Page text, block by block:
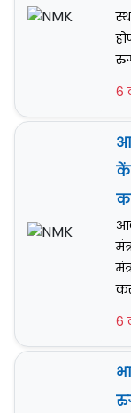
6
6